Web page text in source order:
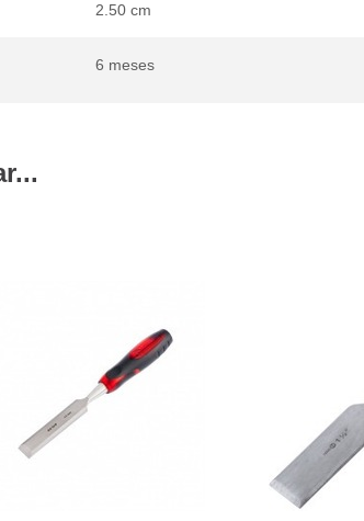
2.50 cm
6 meses